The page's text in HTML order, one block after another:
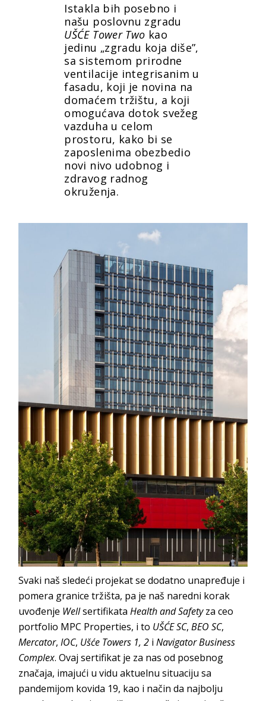
Istakla bih posebno i
našu poslovnu zgradu
UŠĆE Tower Two kao
jedinu „zgradu koja diše”,
sa sistemom prirodne
ventilacije integrisanim u
fasadu, koji je novina na
domaćem tržištu, a koji
omogućava dotok svežeg
vazduha u celom
prostoru, kako bi se
zaposlenima obezbedio
novi nivo udobnog i
zdravog radnog
okruženja.
Svaki naš sledeći projekat se dodatno unapređuje i
pomera granice tržišta, pa je naš naredni korak
uvođenje WellsertifikataHealth and Safetyza ceo
portfolio MPC Properties, i to UŠĆE SC,BEO SC,
Mercator,IOC, Ušće Towers 1, 2 iNavigator Business
Complex. Ovaj sertifikat je za nas od posebnog
značaja, imajući u vidu aktuelnu situaciju sa
pandemijom kovida 19, kao i način da najbolju